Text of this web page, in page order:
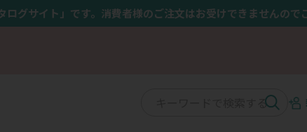
グサイト」です。消費者様のご注文はお受けできませんので